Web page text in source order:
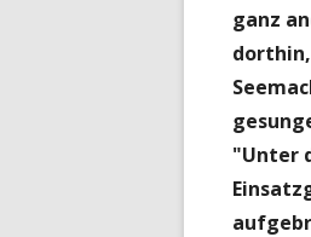
ganz
"Unter